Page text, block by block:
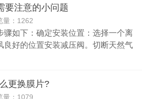
要注意的小问题
：1262
骤如下：确定安装位置：选择一个离
良好的位置安装减压阀。切断天然气
更换膜片?
：1079